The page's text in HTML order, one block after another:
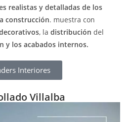
realistas y detalladas de los
construcción. muestra con
, la distribución del
y los acabados internos.
Interiores
Villalba